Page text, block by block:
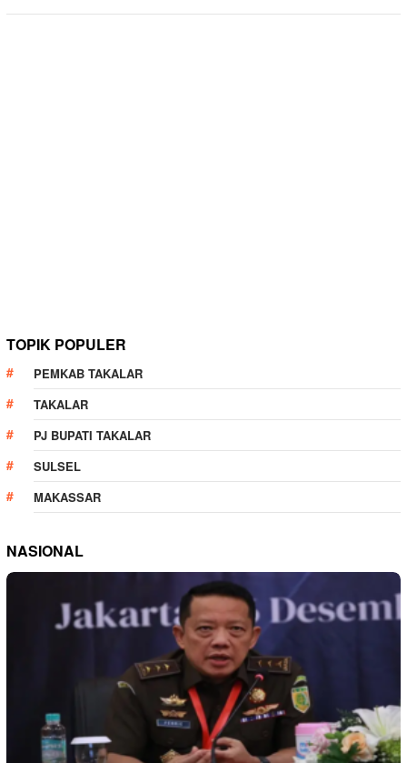
TOPIK POPULER
PEMKAB TAKALAR
TAKALAR
PJ BUPATI TAKALAR
SULSEL
MAKASSAR
NASIONAL